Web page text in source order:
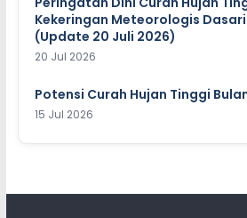
Kekeringan Meteorologis
(Update 20 Juli 2026)
20 Jul 2026
Potensi Curah Hujan Tinggi
15 Jul 2026